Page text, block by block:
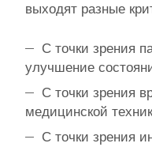
выходят разные
С точки зрения
улучшение
С точки зрения
медицинской
С точки зрения